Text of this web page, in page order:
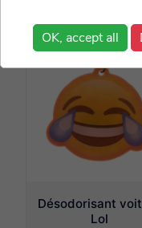
Désodorisant
Lol
OK, accept all